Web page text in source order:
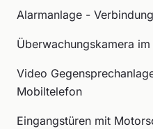
Alarmanlage -
Überwachungskamera
Video
Mobiltelefon
Eingangstüren mit